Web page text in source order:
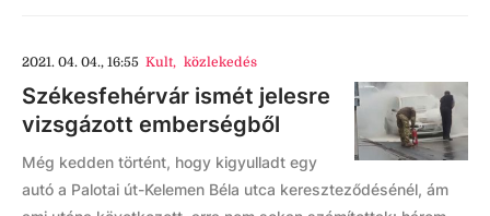
2021. 04. 04., 16:55 Kult, közlekedés
Székesfehérvár ismét jelesre
vizsgázott emberségből
Még kedden történt, hogy kigyulladt egy
autó a Palotai út-Kelemen Béla utca kereszteződésénél, ám